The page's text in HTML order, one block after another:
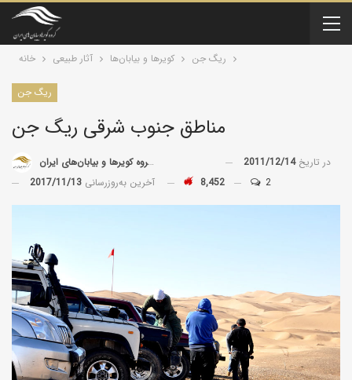
خانه آثار طبیعی کویرها و بیابان‌ها ریگ جن
ریگ جن
مناطق جنوب شرقی ریگ جن
توسط گروه کویرها و بیابان‌های ایران در تاریخ2011/12/14
آخرین به‌روزرسانی 2017/11/13 8,452 2